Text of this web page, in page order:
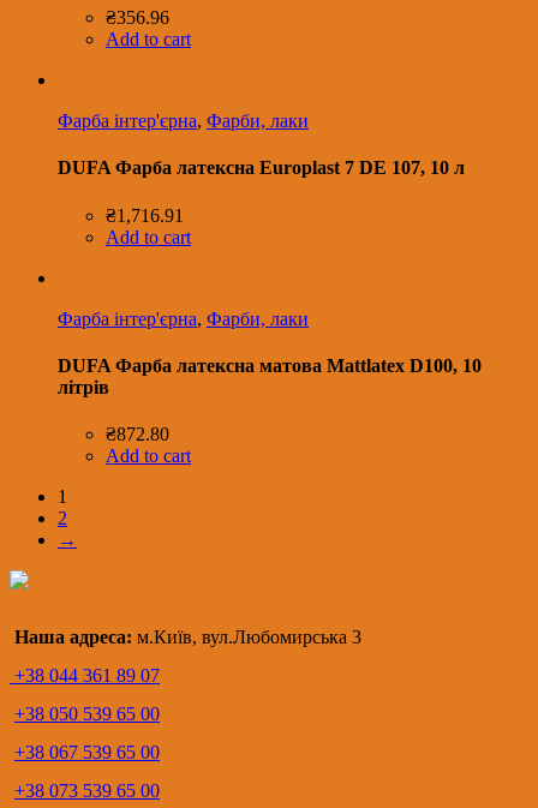
₴356.96
Add to cart
Фарба інтер'єрна, Фарби, лаки
DUFA Фарба латексна Europlast 7 DE 107, 10 л
₴1,716.91
Add to cart
Фарба інтер'єрна, Фарби, лаки
DUFA Фарба латексна матова Mattlatex D100, 10
літрів
₴872.80
Add to cart
1
2
→
Наша адреса: м.Київ, вул.Любомирська 3
+38 044 361 89 07
+38 050 539 65 00
+38 067 539 65 00
+38 073 539 65 00